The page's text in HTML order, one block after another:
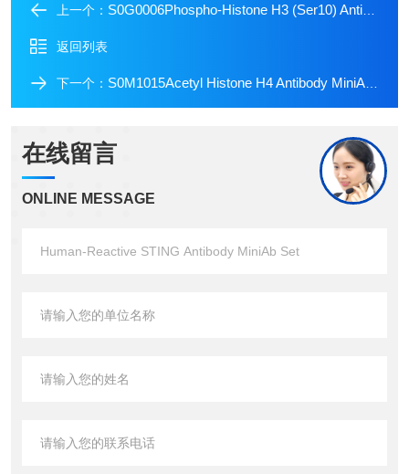
上一个： S0G0006Phospho-Histone H3 (Ser10) Antibody Duo
返回列表
下一个： S0M1015Acetyl Histone H4 Antibody MiniAb Set
在线留言
ONLINE MESSAGE